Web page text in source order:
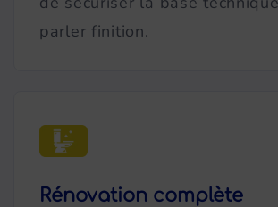
parler finition.
Rénovation complète